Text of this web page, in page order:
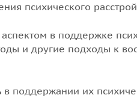
психического
в поддержке
и другие подходы к
поддержании их